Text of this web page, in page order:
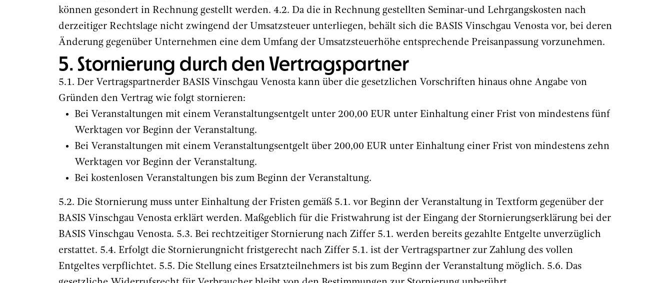
können gesondert in Rechnung gestellt werden. 4.2. Da die in Rechnung gestellten Seminar-und Lehrgangskosten nach
derzeitiger Rechtslage nicht zwingend der Umsatzsteuer unterliegen, behält sich die BASIS Vinschgau Venosta vor, bei deren
Änderung gegenüber Unternehmen eine dem Umfang der Umsatzsteuerhöhe entsprechende Preisanpassung vorzunehmen.
5. Stornierung durch den Vertragspartner
5.1. Der Vertragspartnerder BASIS Vinschgau Venosta kann über die gesetzlichen Vorschriften hinaus ohne Angabe von
Gründen den Vertrag wie folgt stornieren:
Bei Veranstaltungen mit einem Veranstaltungsentgelt unter 200,00 EUR unter Einhaltung einer Frist von mindestens fünf
Werktagen vor Beginn der Veranstaltung.
Bei Veranstaltungen mit einem Veranstaltungsentgelt über 200,00 EUR unter Einhaltung einer Frist von mindestens zehn
Werktagen vor Beginn der Veranstaltung.
Bei kostenlosen Veranstaltungen bis zum Beginn der Veranstaltung.
5.2. Die Stornierung muss unter Einhaltung der Fristen gemäß 5.1. vor Beginn der Veranstaltung in Textform gegenüber der
BASIS Vinschgau Venosta erklärt werden. Maßgeblich für die Fristwahrung ist der Eingang der Stornierungserklärung bei der
BASIS Vinschgau Venosta. 5.3. Bei rechtzeitiger Stornierung nach Ziffer 5.1. werden bereits gezahlte Entgelte unverzüglich
erstattet. 5.4. Erfolgt die Stornierungnicht fristgerecht nach Ziffer 5.1. ist der Vertragspartner zur Zahlung des vollen
Entgeltes verpflichtet. 5.5. Die Stellung eines Ersatzteilnehmers ist bis zum Beginn der Veranstaltung möglich. 5.6. Das